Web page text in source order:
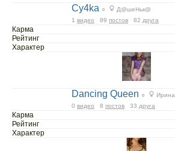
Cy4ka ○
Д@шеНьк@
1 видео 89 постов 82 друга
Карма
Рейтинг
Характер
Dancing Queen ○
Ирина
0 видео 8 постов 33 друга
Карма
Рейтинг
Характер